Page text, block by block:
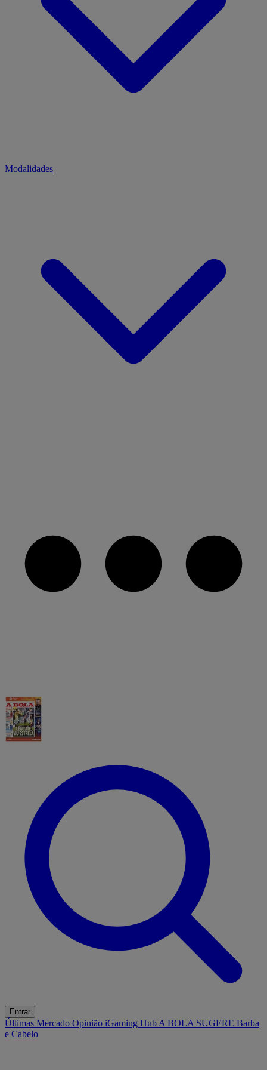
Modalidades
Entrar
Últimas Mercado Opinião iGaming Hub A BOLA SUGERE Barba
e Cabelo